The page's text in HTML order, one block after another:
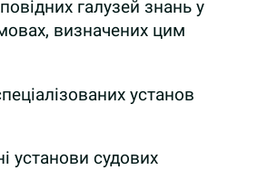
галузей знань у
визначених цим
установ
установи судових